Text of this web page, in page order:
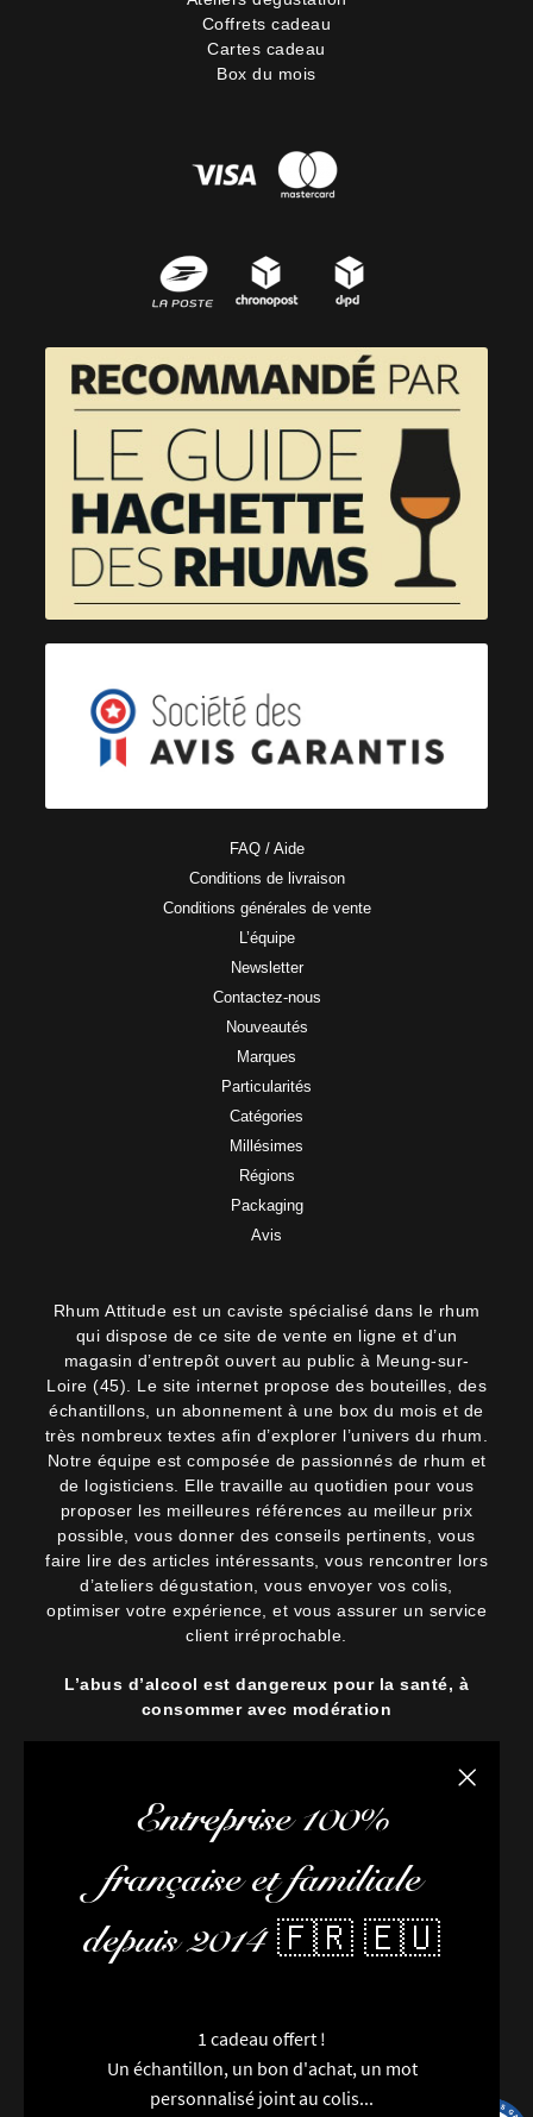
Fermer
Entreprise 100%
française et familiale
depuis 2014 🇫🇷 🇪🇺
1 cadeau offert !
Un échantillon, un bon d'achat, un mot
personnalisé joint au colis...
Coffrets cadeau
Cartes cadeau
Box du mois
FAQ / Aide
Conditions de livraison
Conditions générales de vente
L’équipe
Newsletter
Contactez-nous
Nouveautés
Marques
Particularités
Catégories
Millésimes
Régions
Packaging
Avis
Rhum Attitude est un caviste spécialisé dans le rhum
qui dispose de ce site de vente en ligne et d’un
magasin d’entrepôt ouvert au public à Meung-sur-
Loire (45). Le site internet propose des bouteilles, des
échantillons, un abonnement à une box du mois et de
très nombreux textes afin d’explorer l’univers du rhum.
Notre équipe est composée de passionnés de rhum et
de logisticiens. Elle travaille au quotidien pour vous
proposer les meilleures références au meilleur prix
possible, vous donner des conseils pertinents, vous
faire lire des articles intéressants, vous rencontrer lors
d’ateliers dégustation, vous envoyer vos colis,
optimiser votre expérience, et vous assurer un service
client irréprochable.
L’abus d’alcool est dangereux pour la santé, à
consommer avec modération